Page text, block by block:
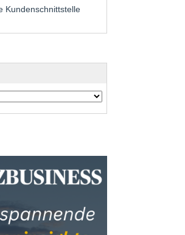
Kundenschnittstelle